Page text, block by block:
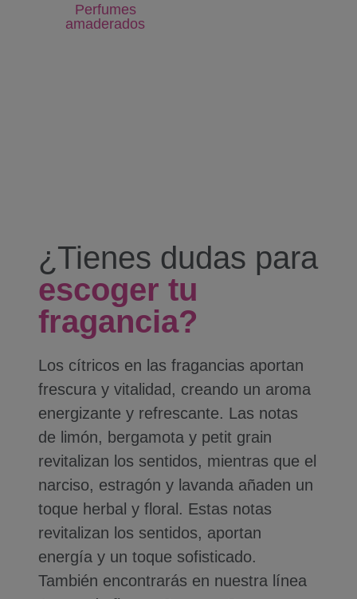
Perfumes
amaderados
¿Tienes dudas para
escoger tu
fragancia?
Los cítricos en las fragancias aportan
frescura y vitalidad, creando un aroma
energizante y refrescante. Las notas
de limón, bergamota y petit grain
revitalizan los sentidos, mientras que el
narciso, estragón y lavanda añaden un
toque herbal y floral. Estas notas
revitalizan los sentidos, aportan
energía y un toque sofisticado.
También encontrarás en nuestra línea